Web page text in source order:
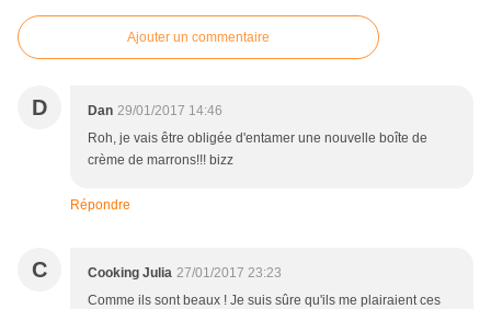
Ajouter un commentaire
D Dan 29/01/2017 14:46
Roh, je vais être obligée d'entamer une nouvelle boîte de
crème de marrons!!! bizz
Répondre
C Cooking Julia 27/01/2017 23:23
Comme ils sont beaux ! Je suis sûre qu'ils me plairaient ces